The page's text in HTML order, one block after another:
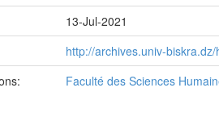
13-Jul-2021
http://archives.univ-
Faculté des Sciences